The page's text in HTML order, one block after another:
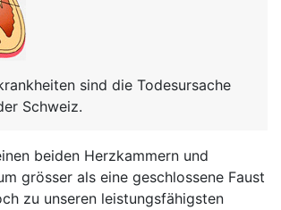
sind die Todesursache
Schweiz.
beiden Herzkammern und
grösser als eine geschlossene Faust
zu unseren leistungsfähigsten